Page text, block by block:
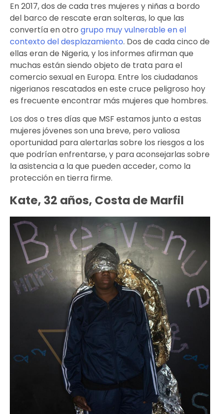
En 2017, dos de cada tres mujeres y niñas a bordo
del barco de rescate eran solteras, lo que las
convertía en otro grupo muy vulnerable en el
contexto del desplazamiento. Dos de cada cinco de
ellas eran de Nigeria, y los informes afirman que
muchas están siendo objeto de trata para el
comercio sexual en Europa. Entre los ciudadanos
nigerianos rescatados en este cruce peligroso hoy
es frecuente encontrar más mujeres que hombres.
Los dos o tres días que MSF estamos junto a estas
mujeres jóvenes son una breve, pero valiosa
oportunidad para alertarlas sobre los riesgos a los
que podrían enfrentarse, y para aconsejarlas sobre
la asistencia a la que pueden acceder, como la
protección en tierra firme.
Kate, 32 años, Costa de Marfil